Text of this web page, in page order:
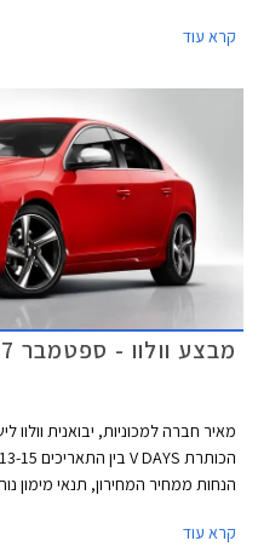
קרא עוד
מבצע וולוו - ספטמבר 2017
מאיר חברה למכוניות, יבואנית
קרא עוד